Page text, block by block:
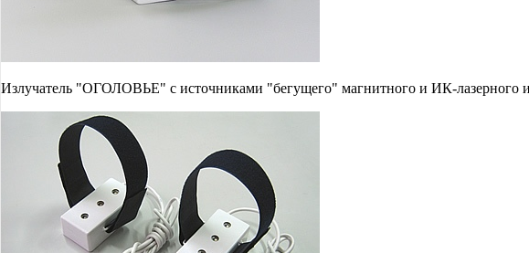
Излучатель "ОГОЛОВЬЕ" с источниками "бегущего" магнитного и ИК-лазерного